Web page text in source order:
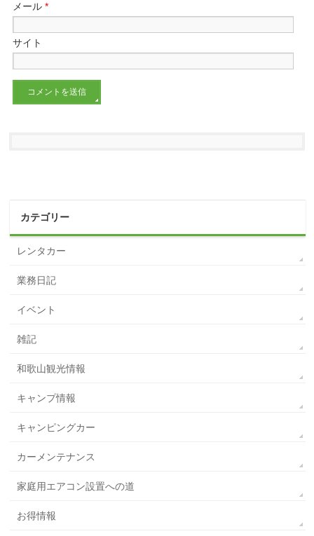
メール*
サイト
カテゴリー
レンタカー
業務日記
イベント
雑記
和歌山観光情報
キャンプ情報
キャンピングカー
カーメンテナンス
家庭用エアコン設置への道
お得情報